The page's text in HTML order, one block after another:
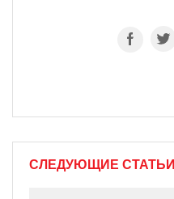
СЛЕДУЮЩИЕ СТАТЬИ